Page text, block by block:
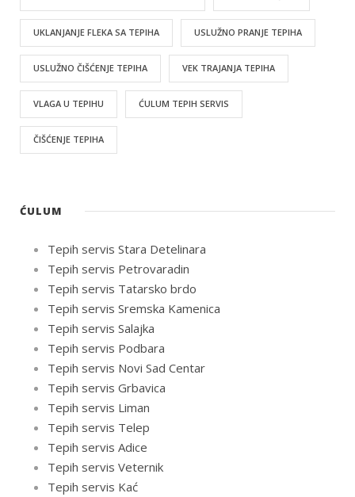
UKLANJANJE FLEKA SA TEPIHA USLUŽNO PRANJE TEPIHA
USLUŽNO ČIŠĆENJE TEPIHA VEK TRAJANJA TEPIHA
VLAGA U TEPIHU ĆULUM TEPIH SERVIS
ČIŠĆENJE TEPIHA
ĆULUM
Tepih servis Stara Detelinara
Tepih servis Petrovaradin
Tepih servis Tatarsko brdo
Tepih servis Sremska Kamenica
Tepih servis Salajka
Tepih servis Podbara
Tepih servis Novi Sad Centar
Tepih servis Grbavica
Tepih servis Liman
Tepih servis Telep
Tepih servis Adice
Tepih servis Veternik
Tepih servis Kać